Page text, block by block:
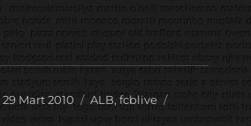
Yayın
tarihi
29 Mart 2010 Kategoriler
ALB, fcblive